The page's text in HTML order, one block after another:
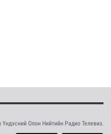
Олон Нийтийн Радио Телевиз.